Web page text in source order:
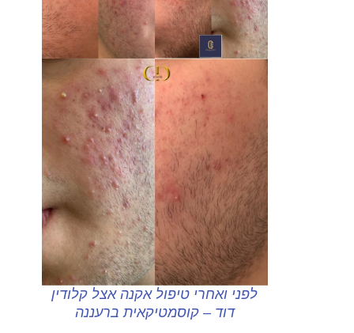
לפני ואחרי טיפול אקנה אצל קלודין
דוד – קוסמטיקאית ברעננה